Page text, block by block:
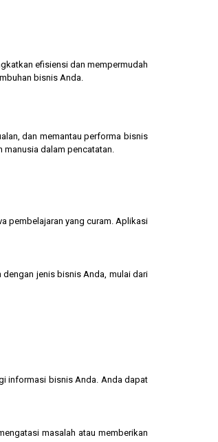
efisiensi dan mempermudah
bisnis Anda.
dan memantau performa bisnis
manusia dalam pencatatan.
pembelajaran yang curam. Aplikasi
jenis bisnis Anda, mulai dari
informasi bisnis Anda. Anda dapat
masalah atau memberikan